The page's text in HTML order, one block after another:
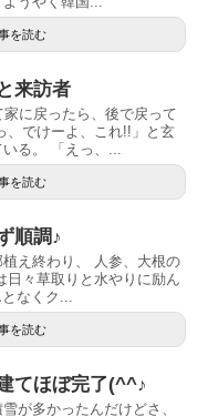
を読む
来訪者
に戻ったら、後で戻って
、でけーよ、これ!!」と玄
る。 「えっ、...
を読む
順調♪
え終わり、 人参、大根の
日々草取りと水やりに励ん
なくク...
を読む
てほぼ完了(^^♪
が多かったんだけどさ、